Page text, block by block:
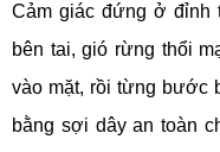
Cảm giác đứng ở đỉnh
bên tai, gió rừng thổi
vào mặt, rồi từng bước
bằng sợi dây an toàn